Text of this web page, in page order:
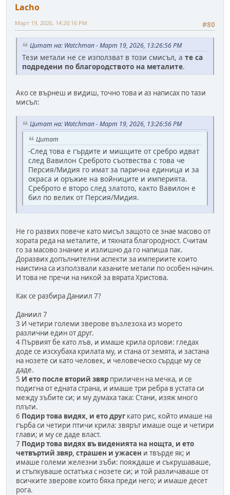
Lacho
#80
Март 19, 2026, 14:20:16 PM
Цитат на: Watchman - Март 19, 2026, 13:26:56 PM
Тези метали не се използват в този смисъл, а те са
подредени по благородството на металите.
Ако се върнеш и видиш, точно това и аз написах по тази
мисъл:
Цитат на: Watchman - Март 19, 2026, 13:26:56 PM
Цитат
-След това е гърдите и мишците от сребро идват
след Вавилон Среброто съотвества с това че
Персия/Мидия го имат за парична единица и за
окраса и оръжие на войниците и империята.
Среброто е второ след златото, както Вавилон е
бил по велик от Персия/Мидия.
Не го развих повече като мисъл защото се знае масово от
хората реда на металите, и тяхната благородност. Считам
го за масово знание и излишно да го напиша пак.
Доразвих допълнителни аспекти за империите които
наистина са използвали казаните метали по особен начин.
И това не пречи на никой за вярата Христова.
Как се разбира Даниил 7?
Даниил 7
3 И четири големи зверове възлезоха из морето
различни един от друг.
4 Първият бе като лъв, и имаше крила орлови: гледах
доде се изскубаха крилата му, и стана от земята, и застана
на нозете си като человек, и человеческо сърдце му се
даде.
5 И ето после вторий звяр приличен на мечка, и се
подигна от едната страна, и имаше три ребра в устата си
между зъбите си; и му думаха така: Стани, изяж много
плъти.
6 Подир това видях, и ето друг като рис, който имаше на
гърба си четири птичи крила: звярът имаше още и четири
глави; и му се даде власт.
7 Подир това видях въ виденията на нощта, и ето
четвъртий звяр, страшен и ужасен и твърде як; и
имаше големи железни зъби: пояждаше и съкрушаваше,
и стъпкуваше остатъка с нозете си; и той различаваше от
всичките зверове които бяха преди него; и имаше десет
рога.